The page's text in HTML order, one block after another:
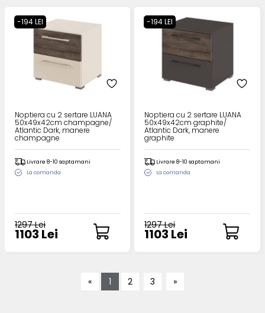
-194 LEI
Noptiera cu 2 sertare LUANA
50x49x42cm champagne/
Atlantic Dark, manere
champagne
Livrare 8-10 saptamani
La comanda
1297 Lei
1103 Lei
-194 LEI
Noptiera cu 2 sertare LUANA
50x49x42cm graphite/
Atlantic Dark, manere
graphite
Livrare 8-10 saptamani
La comanda
1297 Lei
1103 Lei
« 1 2 3 »